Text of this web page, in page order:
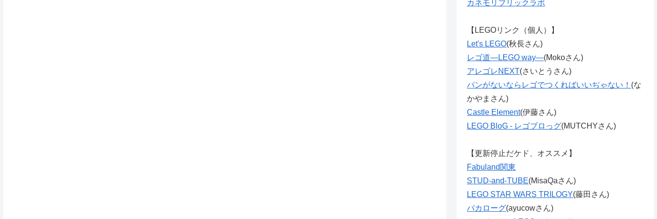
カネモリブリックラボ
【LEGOリンク（個人）】
Let's LEGO(秋長さん)
レゴ道―LEGO way―(Mokoさん)
アレゴレNEXT(さいとうさん)
パンがないならレゴでつくればいいぢゃない！ (な
かやまさん)
Castle Element(伊藤さん)
LEGO BloG - レゴブロっグ(MUTCHYさん)
【更新停止だケド、オススメ】
Fabuland関東
STUD-and-TUBE(MisaQaさん)
LEGO STAR WARS TRILOGY(藤田さん)
バカローグ(ayucowさん)